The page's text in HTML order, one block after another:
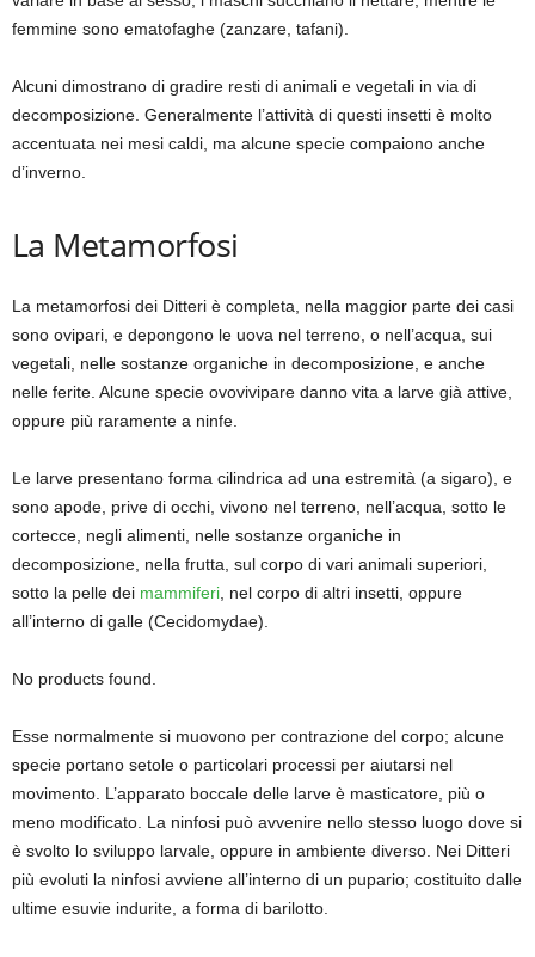
femmine sono ematofaghe (zanzare, tafani).
Alcuni dimostrano di gradire resti di animali e vegetali in via di
decomposizione. Generalmente l’attività di questi insetti è molto
accentuata nei mesi caldi, ma alcune specie compaiono anche
d’inverno.
La Metamorfosi
La metamorfosi dei Ditteri è completa, nella maggior parte dei casi
sono ovipari, e depongono le uova nel terreno, o nell’acqua, sui
vegetali, nelle sostanze organiche in decomposizione, e anche
nelle ferite. Alcune specie ovovivipare danno vita a larve già attive,
oppure più raramente a ninfe.
Le larve presentano forma cilindrica ad una estremità (a sigaro), e
sono apode, prive di occhi, vivono nel terreno, nell’acqua, sotto le
cortecce, negli alimenti, nelle sostanze organiche in
decomposizione, nella frutta, sul corpo di vari animali superiori,
sotto la pelle dei mammiferi, nel corpo di altri insetti, oppure
all’interno di galle (Cecidomydae).
No products found.
Esse normalmente si muovono per contrazione del corpo; alcune
specie portano setole o particolari processi per aiutarsi nel
movimento. L’apparato boccale delle larve è masticatore, più o
meno modificato. La ninfosi può avvenire nello stesso luogo dove si
è svolto lo sviluppo larvale, oppure in ambiente diverso. Nei Ditteri
più evoluti la ninfosi avviene all’interno di un pupario; costituito dalle
ultime esuvie indurite, a forma di barilotto.